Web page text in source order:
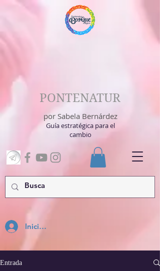
Inicia Sesión
PONTENATUR
por Sabela Bernárdez
Guía estratégica para el
cambio
Entrada